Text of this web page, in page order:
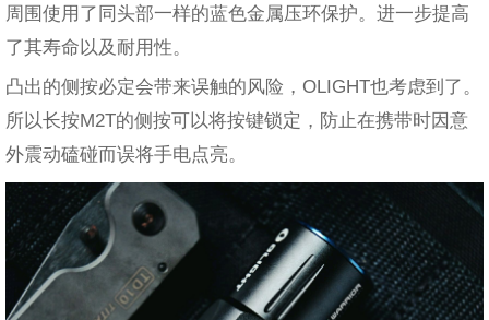
周围使用了同头部一样的蓝色金属压环保护。进一步提高
了其寿命以及耐用性。
凸出的侧按必定会带来误触的风险，OLIGHT也考虑到了。
所以长按M2T的侧按可以将按键锁定，防止在携带时因意
外震动磕碰而误将手电点亮。